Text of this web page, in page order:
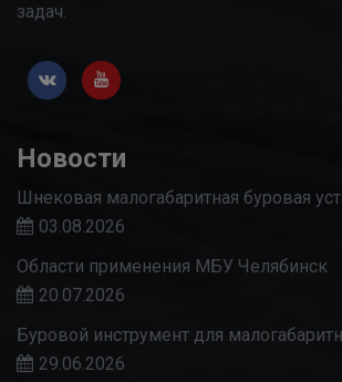
задач.
Новости
Шнековая малогабаритная буровая
03.08.2026
Области применения МБУ Челябинск
20.07.2026
Буровой инструмент для
29.06.2026